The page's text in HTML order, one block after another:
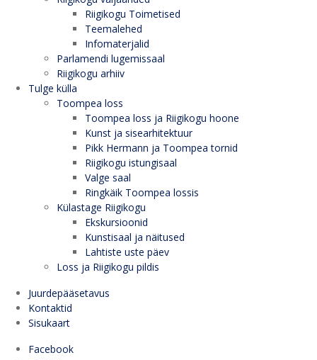
Riigikogu Toimetised
Teemalehed
Infomaterjalid
Parlamendi lugemissaal
Riigikogu arhiiv
Tulge külla
Toompea loss
Toompea loss ja Riigikogu hoone
Kunst ja sisearhitektuur
Pikk Hermann ja Toompea tornid
Riigikogu istungisaal
Valge saal
Ringkäik Toompea lossis
Külastage Riigikogu
Ekskursioonid
Kunstisaal ja näitused
Lahtiste uste päev
Loss ja Riigikogu pildis
Juurdepääsetavus
Kontaktid
Sisukaart
Facebook